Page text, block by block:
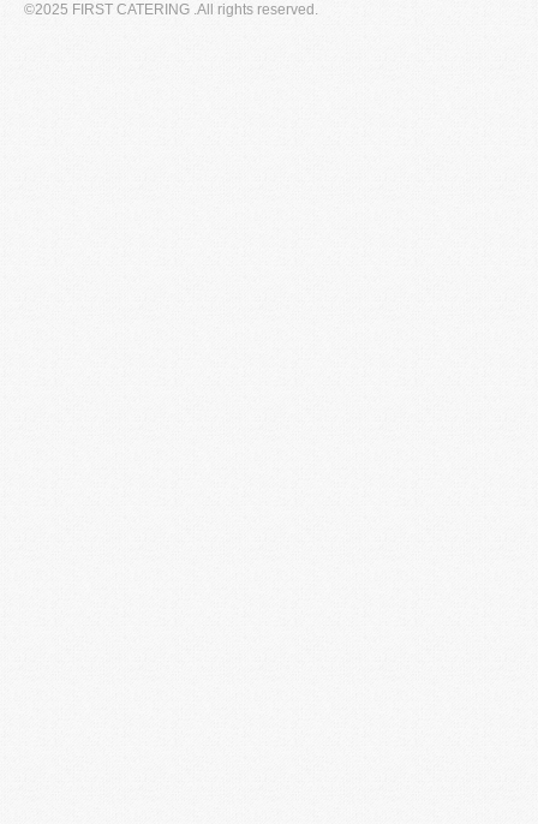
©2025 FIRST CATERING .All rights reserved.